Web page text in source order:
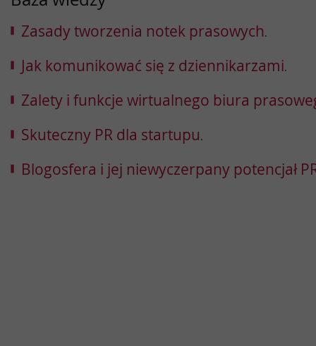
Zasady tworzenia notek prasowych.
Jak komunikować się z dziennikarzami.
Zalety i funkcje wirtualnego biura
Skuteczny PR dla startupu.
Blogosfera i jej niewyczerpany potencjał